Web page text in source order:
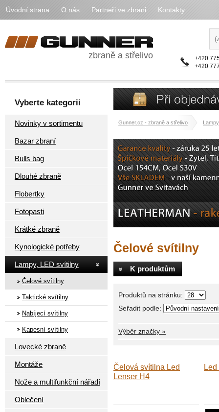
Úvodní strana O nás Partneři ve zbrani Kontakty
zbraně a střelivo
+420
+420
Vyberte kategorii
Novinky v sortimentu
Bazar zbraní
Bulls bag
Dlouhé zbraně
Flobertky
Fotopasti
Krátké zbraně
Kynologické potřeby
Lampy, LED svítilny
Čelové svítilny
Taktické svítilny
Nabíjecí svítilny
Kapesní svítilny
Lovecké zbraně
Montáže
Nože a multifunkční nářadí
Oblečení
Gunner.cz - zbraně a střelivo
Čelové svítilny
K produktům
Produktů na stránku:
Seřadit podle:
Výběr značky »
Čelová svítilna Led
Lenser H4